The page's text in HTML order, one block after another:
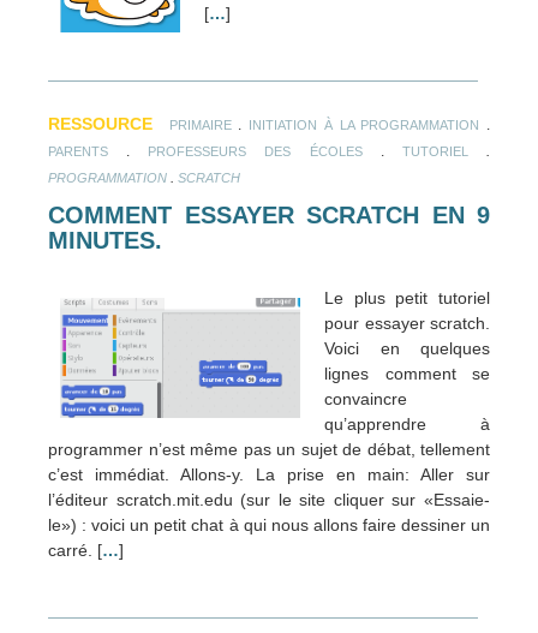
[…]
RESSOURCE PRIMAIRE. INITIATION À LA PROGRAMMATION
PARENTS PROFESSEURS DES ÉCOLES. TUTORIEL
PROGRAMMATION SCRATCH
COMMENT ESSAYER SCRATCH EN 9
MINUTES.
Le plus petit tutoriel
pour essayer scratch.
Voici en quelques
lignes comment se
convaincre
qu’apprendre à
programmer n’est même pas un sujet de débat, tellement
c’est immédiat. Allons-y. La prise en main: Aller sur
l’éditeur scratch.mit.edu (sur le site cliquer sur «Essaie-
le») : voici un petit chat à qui nous allons faire dessiner un
carré. […]